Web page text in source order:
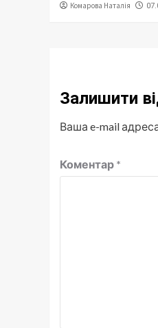
Комарова Наталія
Залишити
Ваша e-mail
Коментар *